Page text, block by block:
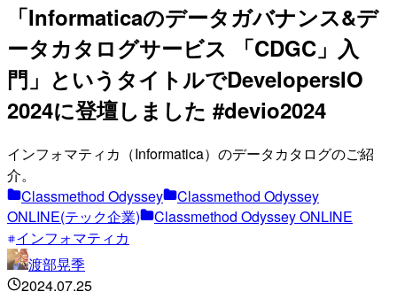
「Informaticaのデータガバナンス&デ
ータカタログサービス 「CDGC」入
門」というタイトルでDevelopersIO
2024に登壇しました #devio2024
インフォマティカ（Informatica）のデータカタログのご紹
介。
Classmethod Odyssey
Classmethod Odyssey
ONLINE(テック企業)
Classmethod Odyssey ONLINE
インフォマティカ
渡部晃季
2024.07.25